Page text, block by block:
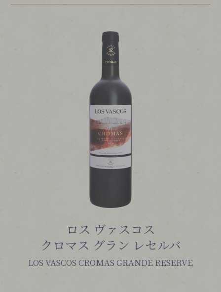
ロス ヴァスコス
クロマス グラン レセルバ
LOS VASCOS CROMAS GRANDE RESERVE